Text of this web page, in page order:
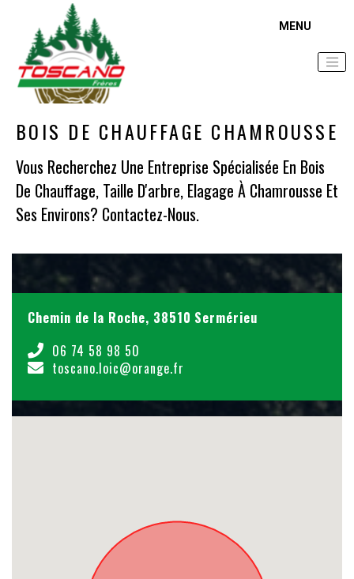
Accueil Zone d'intervention
BOIS DE CHAUFFAGE CHAMROUSSE
Vous Recherchez Une Entreprise Spécialisée En Bois
De Chauffage, Taille D'arbre, Elagage À Chamrousse Et
Ses Environs? Contactez-Nous.
Chemin de la Roche, 38510 Sermérieu
06 74 58 98 50
toscano.loic@orange.fr